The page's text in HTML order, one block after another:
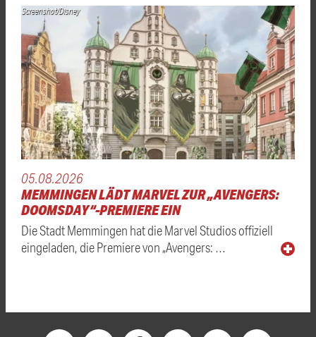
Screenshot/Disney
05.08.2026
MEMMINGEN LÄDT MARVEL ZUR „AVENGERS:
DOOMSDAY“-PREMIERE EIN
Die Stadt Memmingen hat die Marvel Studios offiziell
eingeladen, die Premiere von „Avengers: …